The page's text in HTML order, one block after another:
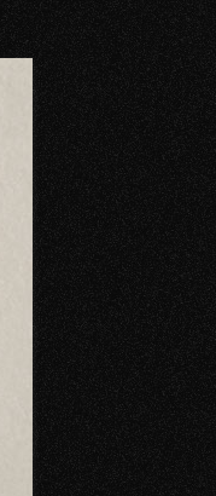
cervezas y licores.